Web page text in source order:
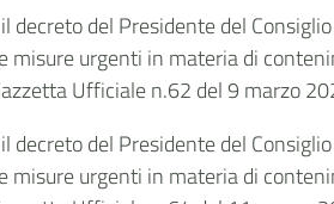
il decreto del Presidente del
misure urgenti in materia di
Ufficiale n.62 del 9 marzo
il decreto del Presidente del
misure urgenti in materia di